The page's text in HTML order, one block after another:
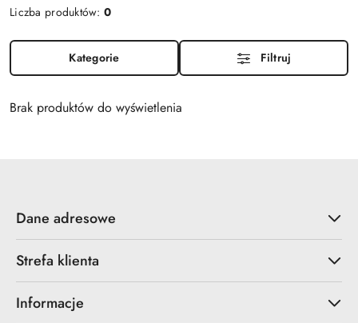
Liczba produktów:0
Kategorie Filtruj
Brak produktów do wyświetlenia
Dane adresowe
Strefa klienta
Informacje